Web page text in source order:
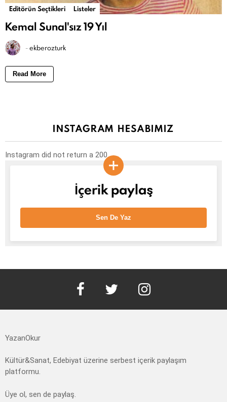
Editörün Seçtikleri Listeler
Kemal Sunal'sız 19 Yıl
-ekberozturk
Read More
INSTAGRAM HESABIMIZ
Instagram did not return a 200.
İçerik paylaş
Sen De Yaz
YazanOkur
Kültür&Sanat, Edebiyat üzerine serbest içerik paylaşım
platformu.
Üye ol, sen de paylaş.